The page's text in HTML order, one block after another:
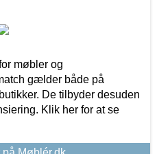
møbler og
gælder både på
De tilbyder desuden
Klik her for at se